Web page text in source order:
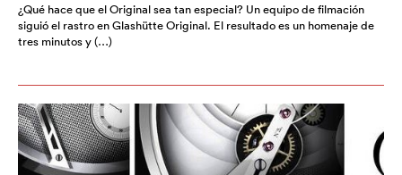
¿Qué hace que el Original sea tan especial? Un equipo de filmación
siguió el rastro en Glashütte Original. El resultado es un homenaje de
tres minutos y (…)